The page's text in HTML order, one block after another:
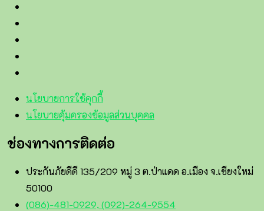
นโยบายการใช้คุกกี้
นโยบายคุ้มครองข้อมูลส่วนบุคคล
ช่องทางการติดต่อ
ประกันภัยดีดี 135/209 หมู่ 3 ต.ป่าแดด อ.เมือง จ.เชียงใหม่
50100
(086)-481-0929, (092)-264-9554